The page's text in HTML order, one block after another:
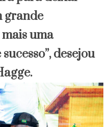
grande
uma
desejou